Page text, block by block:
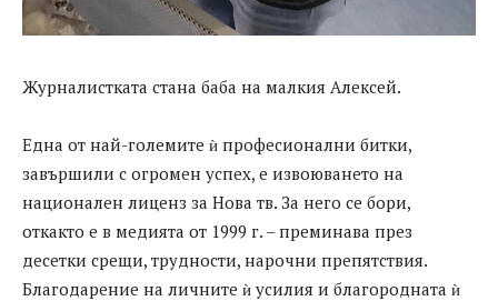
Журналистката стана баба на малкия Алексей.
Една от най-големите ѝ професионални битки,
завършили с огромен успех, е извоюването на
национален лиценз за Нова тв. За него се бори,
откакто е в медията от 1999 г. – преминава през
десетки срещи, трудности, нарочни препятствия.
Благодарение на личните ѝ усилия и благородната ѝ